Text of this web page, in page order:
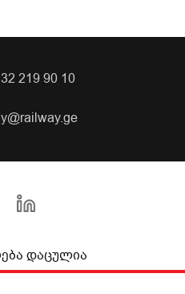
219 90 10
დაცულია